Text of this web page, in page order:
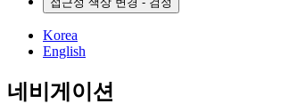
Korea
English
네비게이션